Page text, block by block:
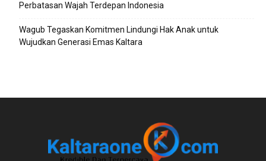
Perbatasan Wajah Terdepan Indonesia
Wagub Tegaskan Komitmen Lindungi Hak Anak untuk
Wujudkan Generasi Emas Kaltara